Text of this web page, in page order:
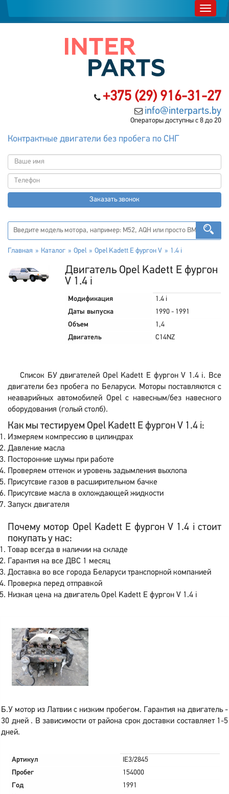
+375 (29) 916-31-27
info@interparts.by
Операторы доступны с 8 до 20
Контрактные двигатели без пробега по СНГ
Заказать звонок
Главная Каталог Opel Opel Kadett E фургон V 1.4 i
Двигатель Opel Kadett E фургон
V 1.4 i
Модификация
1.4 i
Даты выпуска
1990 - 1991
Объем
1,4
Двигатель
C14NZ
Список БУ двигателей Opel Kadett E фургон V 1.4 i. Все
двигатели без пробега по Беларуси. Моторы поставляются с
неаварийных автомобилей Opel с навесным/без навесного
оборудования (голый столб).
Как мы тестируем Opel Kadett E фургон V 1.4 i:
Измеряем компрессию в цилиндрах
Давление масла
Посторонние шумы при работе
Проверяем оттенок и уровень задымления выхлопа
Присутсвие газов в расширительном бачке
Присутсвие масла в охлождающей жидкости
Запуск двигателя
Почему мотор Opel Kadett E фургон V 1.4 i стоит
покупать у нас:
Товар всегда в наличии на складе
Гарантия на все ДВС 1 месяц
Доставка во все города Беларуси транспорной компанией
Проверка перед отправкой
Низкая цена на двигатель Opel Kadett E фургон V 1.4 i
Б.У мотор из Латвии с низким пробегом. Гарантия на двигатель -
30 дней . В зависимости от района срок доставки составляет 1-5
дней.
Артикул
IE3/2845
Пробег
154000
Год
1991